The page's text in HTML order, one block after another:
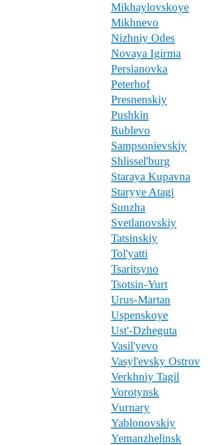
Mikhaylovskoye
Mikhnevo
Nizhniy Odes
Novaya Igirma
Persianovka
Peterhof
Presnenskiy
Pushkin
Rublevo
Sampsonievskiy
Shlissel'burg
Staraya Kupavna
Staryye Atagi
Sunzha
Svetlanovskiy
Tatsinskiy
Tol'yatti
Tsaritsyno
Tsotsin-Yurt
Urus-Martan
Uspenskoye
Ust'-Dzheguta
Vasil'yevo
Vasyl'evsky Ostrov
Verkhniy Tagil
Vorotynsk
Vurnary
Yablonovskiy
Yemanzhelinsk